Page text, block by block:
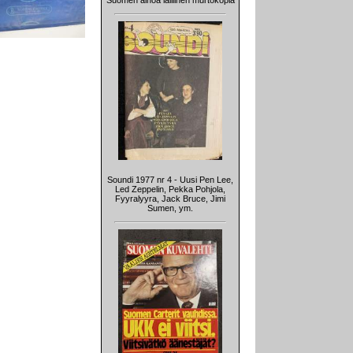
Soundi 1977 nr 4 - Uusi Pen Lee,
Led Zeppelin, Pekka Pohjola,
Fyyralyyra, Jack Bruce, Jimi
Sumen, ym.